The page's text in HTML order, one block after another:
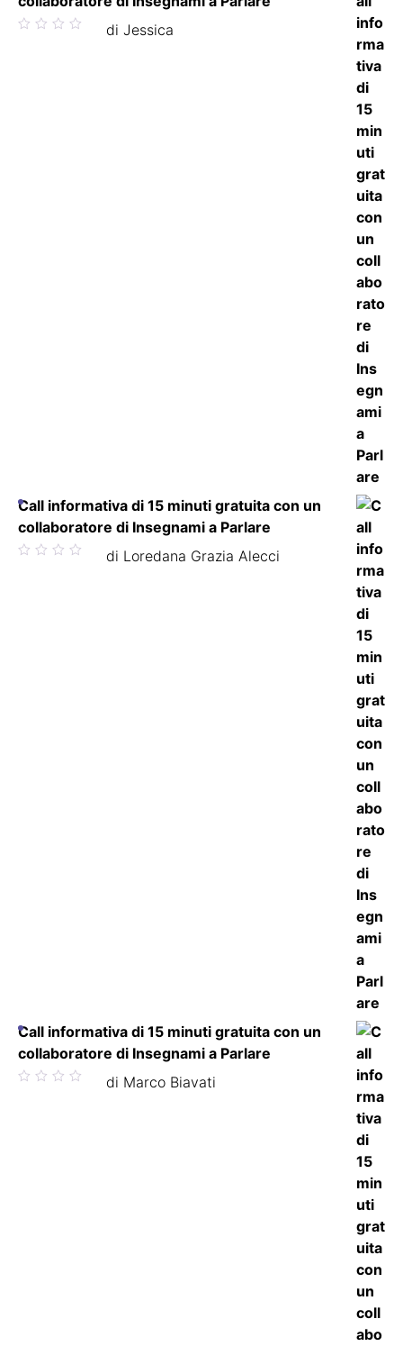
Valutato di Jessica
Call informativa di 15 minuti gratuita con un
collaboratore di Insegnami a Parlare
Valutato di Loredana Grazia Alecci
Call informativa di 15 minuti gratuita con un
collaboratore di Insegnami a Parlare
Valutato di Marco Biavati